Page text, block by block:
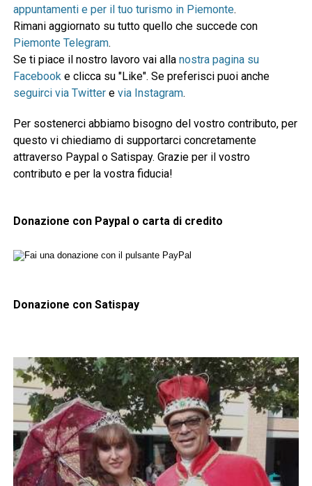
appuntamenti e per il tuo turismo in Piemonte.
Rimani aggiornato su tutto quello che succede con
Piemonte Telegram.
Se ti piace il nostro lavoro vai alla nostra pagina su
Facebooke clicca su "Like". Se preferisci puoi anche
seguirci via Twittere via Instagram.
Per sostenerci abbiamo bisogno del vostro contributo, per
questo vi chiediamo di supportarci concretamente
attraverso Paypal o Satispay. Grazie per il vostro
contributo e per la vostra fiducia!
Donazione con Paypal o carta di credito
Donazione con Satispay